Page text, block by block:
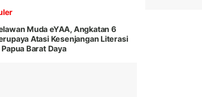
Muda eYAA, Angkatan 6
Atasi Kesenjangan Literasi
Barat Daya